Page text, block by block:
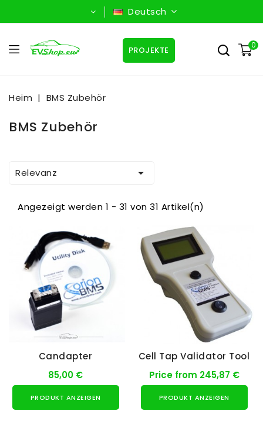
Deutsch
0
PROJEKTE
Heim BMS Zubehör
BMS Zubehör
Relevanz 
Angezeigt werden 1 - 31 von 31 Artikel(n)
Candapter
85,00 €
PRODUKT ANZEIGEN
Cell Tap Validator Tool
Price from 245,87 €
PRODUKT ANZEIGEN